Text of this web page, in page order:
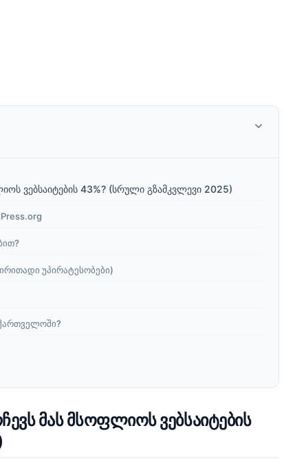
ვებსაიტების 43%? (სრული გზამკვლევი 2025)
უპირატესობები)
მას მსოფლიოს ვებსაიტების